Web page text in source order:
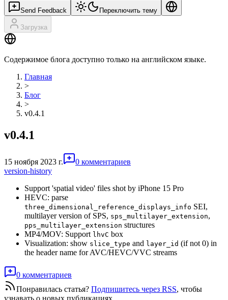
Send Feedback Переключить тему
Загрузка
Содержимое блога доступно только на английском языке.
Главная
>
Блог
>
v0.4.1
v0.4.1
15 ноября 2023 г.
0 комментариев
version-history
Support 'spatial video' files shot by iPhone 15 Pro
HEVC: parse
three_dimensional_reference_displays_info SEI,
multilayer version of SPS, sps_multilayer_extension,
pps_multilayer_extension structures
MP4/MOV: Support lhvC box
Visualization: show slice_type and layer_id (if not 0) in
the header name for AVC/HEVC/VVC streams
0 комментариев
Понравилась статья? Подпишитесь через RSS, чтобы
узнавать о новых публикациях.